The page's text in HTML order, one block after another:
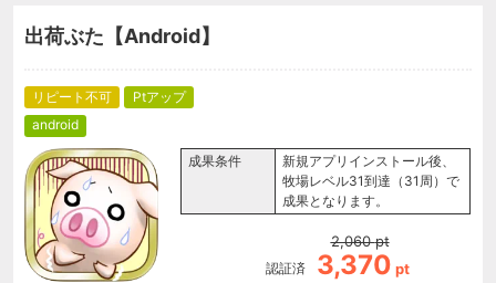
出荷ぶた【Android】
リピート不可
Ptアップ
android
成果条件
新規アプリインストール後、
牧場レベル31到達（31周）で
成果となります。
認証済
2,060 pt
3,370 pt